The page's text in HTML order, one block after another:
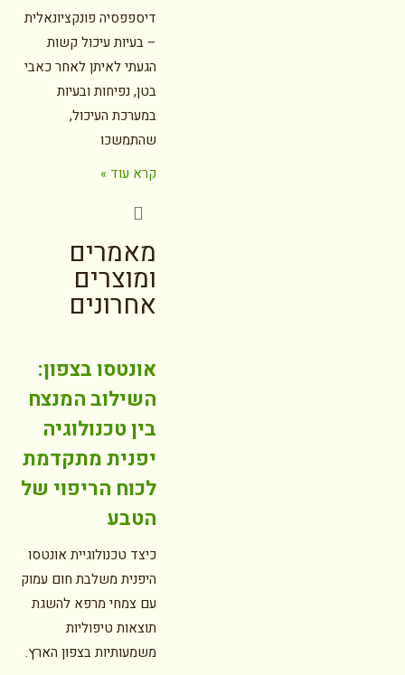
דיספפסיה פונקציונאלית
– בעיות עיכול קשות
הגעתי לאיתן לאחר כאבי
בטן, נפיחות ובעיות
במערכת העיכול,
שהתמשכו
קרא עוד »
מאמרים
ומוצרים
אחרונים
אונטסו בצפון:
השילוב המנצח
בין טכנולוגיה
יפנית מתקדמת
לכוח הריפוי של
הטבע
כיצד טכנולוגיית אונטסו
היפנית משלבת חום עמוק
עם צמחי מרפא להשגת
תוצאות טיפוליות
משמעותיות בצפון הארץ.